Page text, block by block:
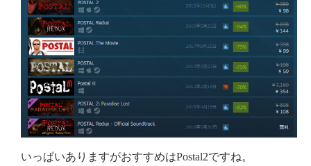
いっぱいありますがおすすめはPostal2ですね。